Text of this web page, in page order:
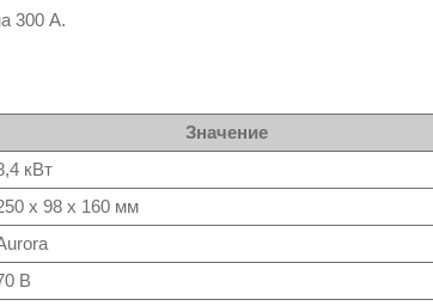
300 А.
Значение
кВт
х 98 х 160 мм
В